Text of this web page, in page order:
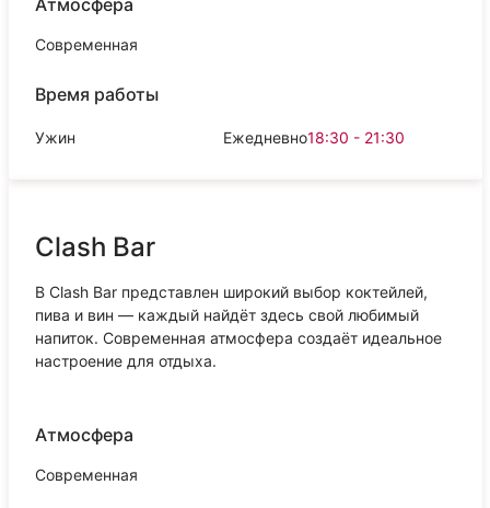
Современная
Время работы
Ужин Ежедневно18:30 - 21:30
Clash Bar
В Clash Bar представлен широкий выбор коктейлей,
пива и вин — каждый найдёт здесь свой любимый
напиток. Современная атмосфера создаёт идеальное
настроение для отдыха.
Атмосфера
Современная